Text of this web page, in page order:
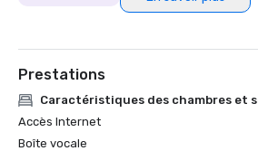
Prestations
Caractéristiques des chambres et
Accès Internet
Boîte vocale